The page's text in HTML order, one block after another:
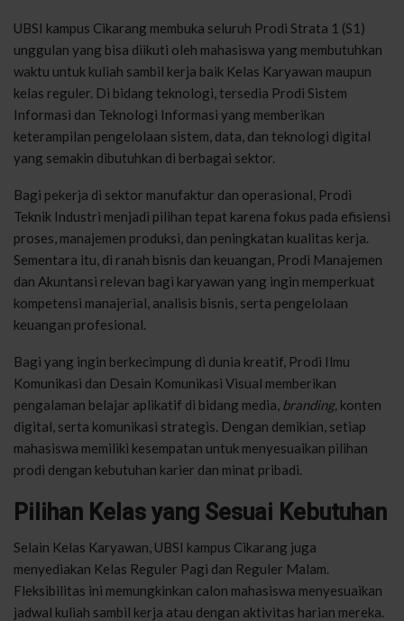
UBSI kampus Cikarang membuka seluruh Prodi Strata 1 (S1)
unggulan yang bisa diikuti oleh mahasiswa yang membutuhkan
waktu untuk kuliah sambil kerja baik Kelas Karyawan maupun
kelas reguler. Di bidang teknologi, tersedia Prodi Sistem
Informasi dan Teknologi Informasi yang memberikan
keterampilan pengelolaan sistem, data, dan teknologi digital
yang semakin dibutuhkan di berbagai sektor.
Bagi pekerja di sektor manufaktur dan operasional, Prodi
Teknik Industri menjadi pilihan tepat karena fokus pada efisiensi
proses, manajemen produksi, dan peningkatan kualitas kerja.
Sementara itu, di ranah bisnis dan keuangan, Prodi Manajemen
dan Akuntansi relevan bagi karyawan yang ingin memperkuat
kompetensi manajerial, analisis bisnis, serta pengelolaan
keuangan profesional.
Bagi yang ingin berkecimpung di dunia kreatif, Prodi Ilmu
Komunikasi dan Desain Komunikasi Visual memberikan
pengalaman belajar aplikatif di bidang media, branding, konten
digital, serta komunikasi strategis. Dengan demikian, setiap
mahasiswa memiliki kesempatan untuk menyesuaikan pilihan
prodi dengan kebutuhan karier dan minat pribadi.
Pilihan Kelas yang Sesuai Kebutuhan
Selain Kelas Karyawan, UBSI kampus Cikarang juga
menyediakan Kelas Reguler Pagi dan Reguler Malam.
Fleksibilitas ini memungkinkan calon mahasiswa menyesuaikan
jadwal kuliah sambil kerja atau dengan aktivitas harian mereka.